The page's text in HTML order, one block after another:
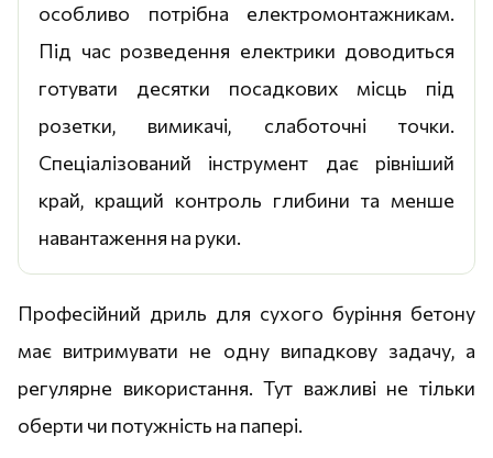
особливо потрібна електромонтажникам.
Під час розведення електрики доводиться
готувати десятки посадкових місць під
розетки, вимикачі, слаботочні точки.
Спеціалізований інструмент дає рівніший
край, кращий контроль глибини та менше
навантаження на руки.
Професійний дриль для сухого буріння бетону
має витримувати не одну випадкову задачу, а
регулярне використання. Тут важливі не тільки
оберти чи потужність на папері.